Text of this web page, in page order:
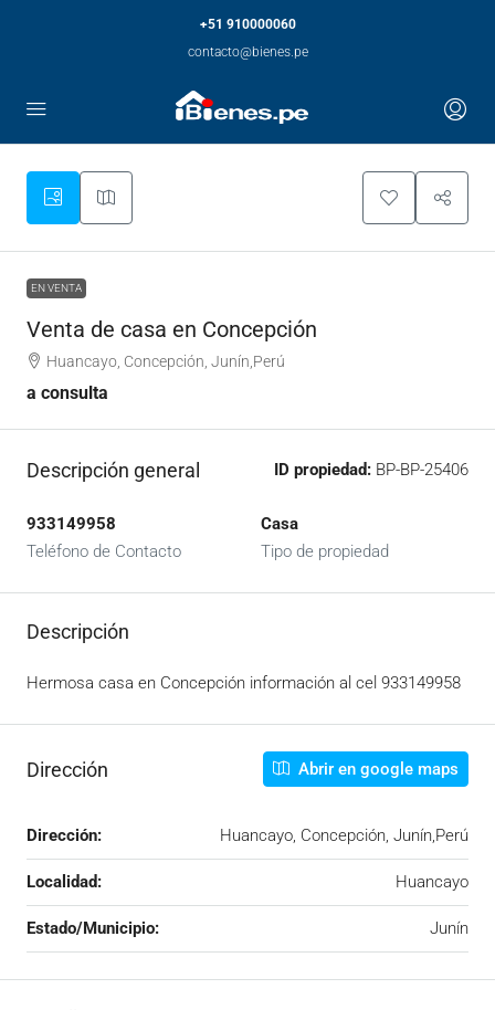
+51 910000060
contacto@bienes.pe
EN VENTA
Venta de casa en Concepción
Huancayo, Concepción, Junín,Perú
a consulta
Descripción general ID propiedad: BP-BP-25406
933149958
Teléfono de Contacto
Casa
Tipo de propiedad
Descripción
Hermosa casa en Concepción información al cel 933149958
Dirección Abrir en google maps
Dirección: Huancayo, Concepción, Junín,Perú
Localidad: Huancayo
Estado/Municipio: Junín